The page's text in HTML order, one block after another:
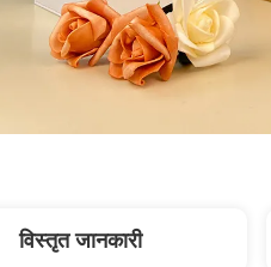
विस्तृत जानकारी